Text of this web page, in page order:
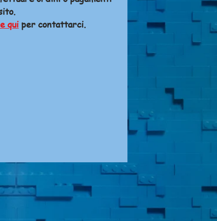
qui per contattarci.